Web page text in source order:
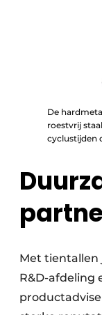
De
roestvrij
cyclustijden
Met tientallen
R&D-afdeling